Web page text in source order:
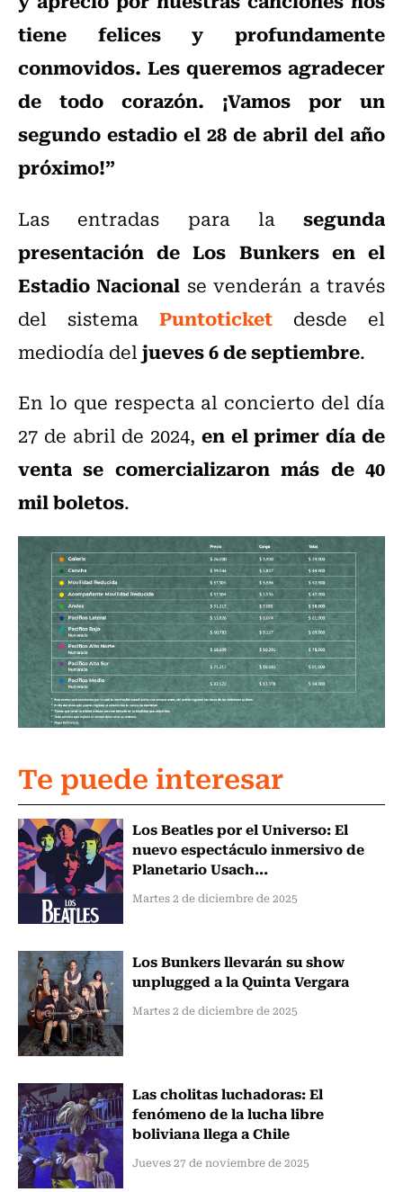
tiene felices y profundamente
conmovidos. Les queremos agradecer
de todo corazón. ¡Vamos por un
segundo estadio el 28 de abril del año
próximo!”
Las entradas para la segunda
presentación de Los Bunkers en el
Estadio Nacional se venderán a través
del sistema Puntoticket desde el
mediodía deljueves 6 de septiembre.
En lo que respecta al concierto del día
27 de abril de 2024, en el primer día de
venta se comercializaron más de 40
mil boletos.
Te puede interesar
Los Beatles por el Universo: El
nuevo espectáculo inmersivo de
Planetario Usach...
Martes 2 de diciembre de 2025
Los Bunkers llevarán su show
unplugged a la Quinta Vergara
Martes 2 de diciembre de 2025
Las cholitas luchadoras: El
fenómeno de la lucha libre
boliviana llega a Chile
Jueves 27 de noviembre de 2025